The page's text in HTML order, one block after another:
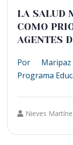
LA SALUD
COMO
AGENTES
Por
Programa
Nieves